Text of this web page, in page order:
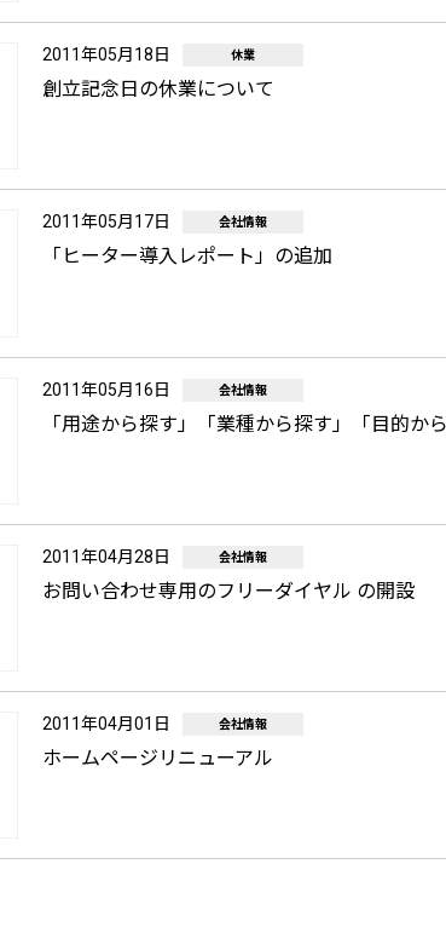
2011年05月18日 休業
創立記念日の休業について
2011年05月17日 会社情報
「ヒーター導入レポート」の追加
2011年05月16日 会社情報
「用途から探す」「業種から探す」「目的か
2011年04月28日 会社情報
お問い合わせ専用のフリーダイヤル の開設
2011年04月01日 会社情報
ホームページリニューアル